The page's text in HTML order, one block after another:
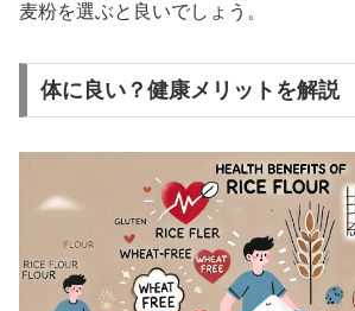
麦粉を選ぶと良いでしょう。
体に良い？健康メリットを解説